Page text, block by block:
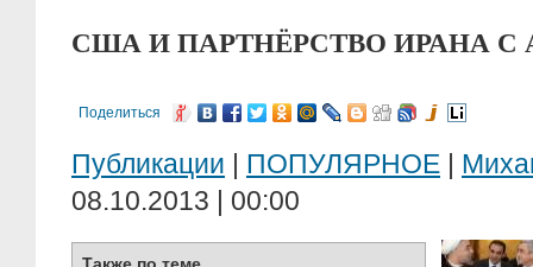
США И ПАРТНЁРСТВО ИРАНА С
Поделиться
Публикации | ПОПУЛЯРНОЕ |
08.10.2013 | 00:00